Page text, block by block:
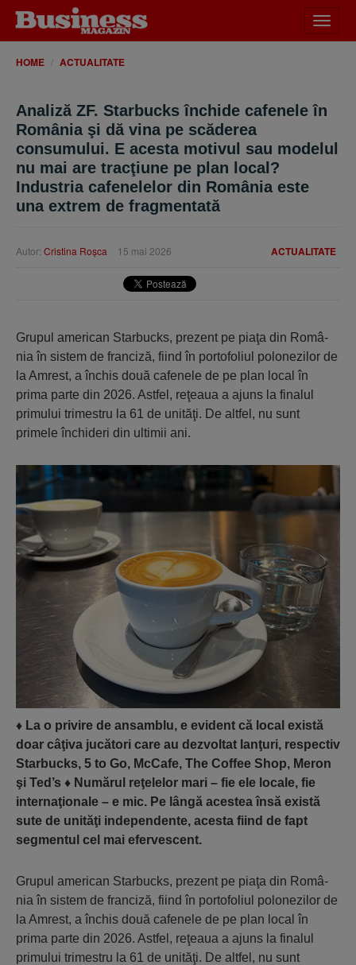
meniu
HOME ACTUALITATE
Analiză ZF. Starbucks închide cafenele în
România şi dă vina pe scăderea
consumului. E acesta motivul sau modelul
nu mai are tracţiune pe plan local?
Industria cafenelelor din România este
una extrem de fragmentată
ACTUALITATE
Autor: Cristina Roşca 15 mai 2026
Grupul american Starbucks, prezent pe piaţa din Româ­
nia în sistem de franciză, fiind în portofoliul polone­zilor de
la Amrest, a închis două cafenele de pe plan local în
prima parte din 2026. Astfel, reţeaua a ajuns la finalul
primului trimestru la 61 de unităţi. De altfel, nu sunt
primele închideri din ultimii ani.
♦ La o privire de ansamblu, e evident că local există
doar câţiva jucători care au dezvoltat lanţuri, respectiv
Starbucks, 5 to Go, McCafe, The Coffee Shop, Meron
şi Ted’s ♦ Numărul reţelelor mari – fie ele locale, fie
internaţionale – e mic. Pe lângă acestea însă există
sute de unităţi independente, acesta fiind de fapt
segmentul cel mai efervescent.
Grupul american Starbucks, prezent pe piaţa din Româ­
nia în sistem de franciză, fiind în portofoliul polone­zilor de
la Amrest, a închis două cafenele de pe plan local în
prima parte din 2026. Astfel, reţeaua a ajuns la finalul
primului trimestru la 61 de unităţi. De altfel, nu sunt